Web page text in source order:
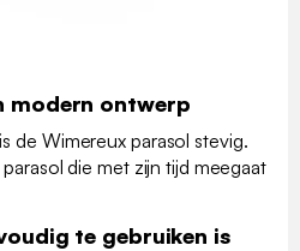
modern ontwerp
de Wimereux parasol stevig.
die met zijn tijd meegaat
te gebruiken is